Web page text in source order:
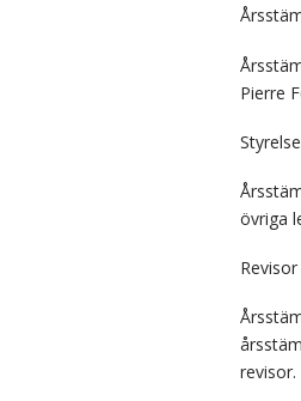
Pierre
övriga
Revisor
revisor.